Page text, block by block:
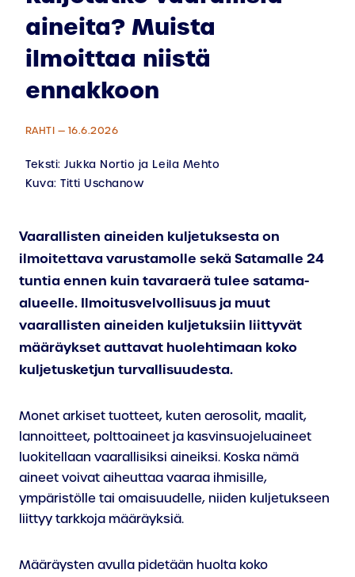
aineita? Muista
ilmoittaa niistä
ennakkoon
RAHTI — 16.6.2026
Teksti:Jukka Nortio ja Leila Mehto
Kuva:Titti Uschanow
Vaarallisten aineiden kuljetuksesta on
ilmoitettava varustamolle sekä Satamalle 24
tuntia ennen kuin tavaraerä tulee satama-
alueelle. Ilmoitusvelvollisuus ja muut
vaarallisten aineiden kuljetuksiin liittyvät
määräykset auttavat huolehtimaan koko
kuljetusketjun turvallisuudesta.
Monet arkiset tuotteet, kuten aerosolit, maalit,
lannoitteet, polttoaineet ja kasvinsuojeluaineet
luokitellaan vaarallisiksi aineiksi. Koska nämä
aineet voivat aiheuttaa vaaraa ihmisille,
ympäristölle tai omaisuudelle, niiden kuljetukseen
liittyy tarkkoja määräyksiä.
Määräysten avulla pidetään huolta koko